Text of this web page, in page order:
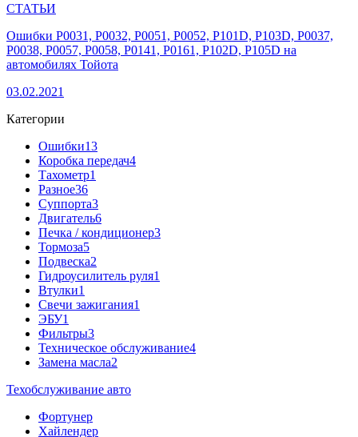
СТАТЬИ
Ошибки P0031, P0032, P0051, P0052, P101D, P103D, P0037,
P0038, P0057, P0058, P0141, P0161, P102D, P105D на
автомобилях Тойота
03.02.2021
Категории
Ошибки13
Коробка передач4
Тахометр1
Разное36
Cуппорта3
Двигатель6
Печка / кондиционер3
Тормоза5
Подвеска2
Гидроусилитель руля1
Втулки1
Свечи зажигания1
ЭБУ1
Фильтры3
Техническое обслуживание4
Замена масла2
Техобслуживание авто
Фортунер
Хайлендер